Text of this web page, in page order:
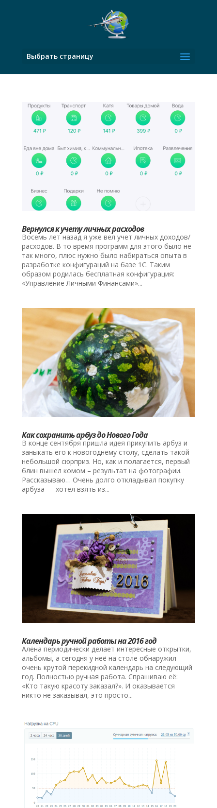
Выбрать страницу
Вернулся к учету личных расходов
Восемь лет назад я уже вел учет личных доходов/
расходов. В то время программ для этого было не
так много, плюс нужно было набираться опыта в
разработке конфигураций на базе 1С. Таким
образом родилась бесплатная конфигурация:
«Управление Личными Финансами»...
Как сохранить арбуз до Нового Года
В конце сентября пришла идея прикупить арбуз и
заныкать его к новогоднему столу, сделать такой
небольшой сюрприз. Но, как и полагается, первый
блин вышел комом – результат на фотографии.
Рассказываю… Очень долго откладывал покупку
арбуза — хотел взять из...
Календарь ручной работы на 2016 год
Алёна периодически делает интересные открытки,
альбомы, а сегодня у неё на столе обнаружил
очень крутой перекидной календарь на следующий
год. Полностью ручная работа. Спрашиваю её:
«Кто такую красоту заказал?». И оказывается
никто не заказывал, это просто...